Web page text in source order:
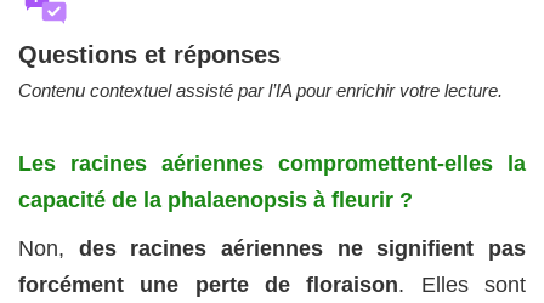
Questions et réponses
Contenu contextuel assisté par l’IA pour enrichir votre lecture.
Les racines aériennes compromettent-elles la
capacité de la phalaenopsis à fleurir ?
Non, des racines aériennes ne signifient pas
forcément une perte de floraison. Elles sont